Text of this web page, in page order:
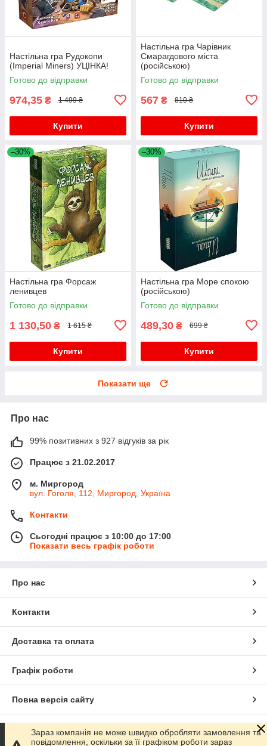
Настільна гра Рудокопи
(Imperial Miners) УЦІНКА!
Готово до відправки
974,35 ₴ 1 499 ₴
Купити
Настільна гра Чарівник
Смарагдового міста
(російською)
Готово до відправки
567 ₴ 810 ₴
Купити
–30%
Настільна гра Форсаж
ленивцев
Готово до відправки
1 130,50 ₴ 1 615 ₴
Купити
–30%
Настільна гра Море спокою
(російською)
Готово до відправки
489,30 ₴ 699 ₴
Купити
Показати ще
Про нас
99% позитивних з 927 відгуків за рік
Працює з 21.02.2017
м. Миргород
вул. Гоголя, 112, Миргород, Україна
Контакти
Сьогодні працює з 10:00 до 17:00
Показати весь графік роботи
Про нас
Контакти
Доставка та оплата
Графік роботи
Повна версія сайту
Сайт створено на маркетплейсі Prom.ua
Зараз компанія не може швидко обробляти замовлення та
повідомлення, оскільки за її графіком роботи зараз